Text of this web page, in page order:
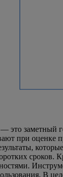
это
при оценке
сроков.
В